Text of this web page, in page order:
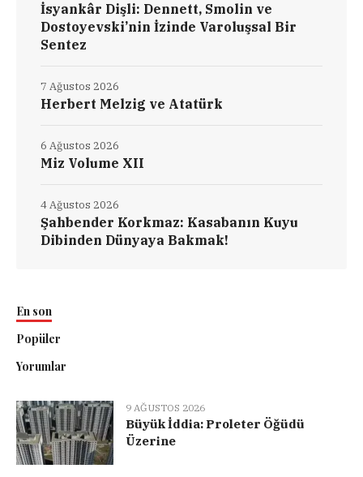
İsyankâr Dişli: Dennett, Smolin ve
Dostoyevski’nin İzinde Varoluşsal Bir
Sentez
Herbert Melzig ve Atatürk
7 Ağustos 2026
Miz Volume XII
6 Ağustos 2026
Şahbender Korkmaz: Kasabanın Kuyu
Dibinden Dünyaya Bakmak!
4 Ağustos 2026
En son
Popüler
Yorumlar
9 AĞUSTOS 2026
Büyük İddia: Proleter Öğüdü
Üzerine